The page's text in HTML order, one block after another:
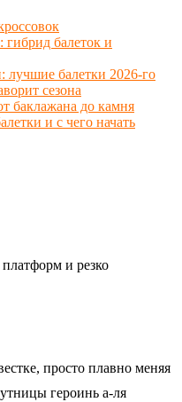
балеток и
лучшие балетки 2026‑го
сезона
баклажана до камня
и с чего начать
и резко
просто плавно меняя
героинь а-ля